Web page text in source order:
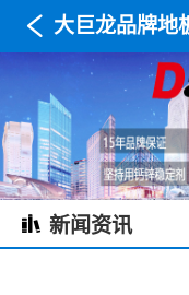
大巨龙品牌地
木纹地板_复
新闻资讯